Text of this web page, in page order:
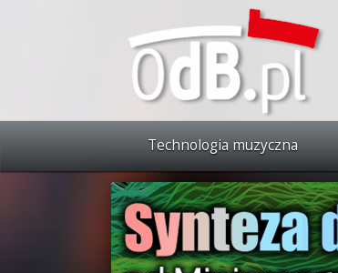
Technologia muzyczna